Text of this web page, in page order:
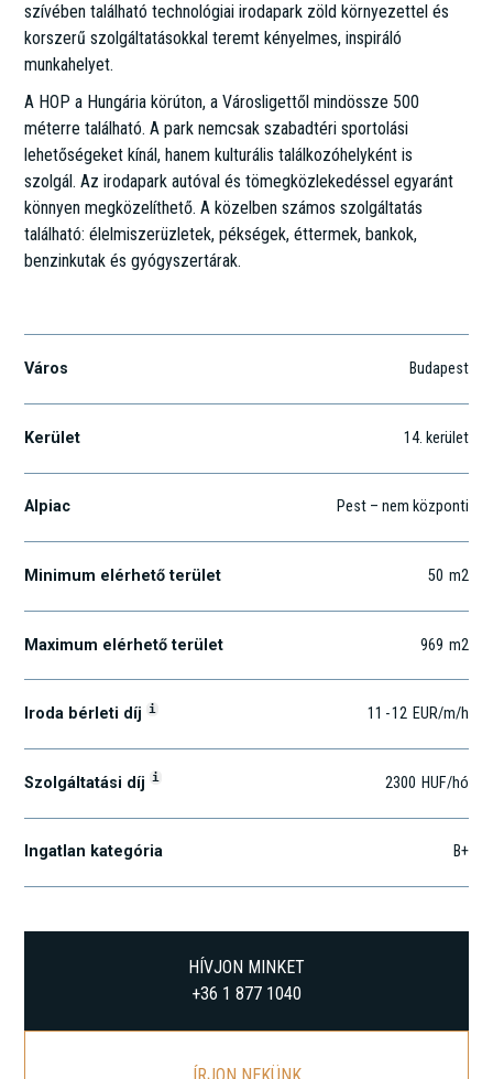
szívében található technológiai irodapark zöld környezettel és
korszerű szolgáltatásokkal teremt kényelmes, inspiráló
munkahelyet.
A HOP a Hungária körúton, a Városligettől mindössze 500
méterre található. A park nemcsak szabadtéri sportolási
lehetőségeket kínál, hanem kulturális találkozóhelyként is
szolgál. Az irodapark autóval és tömegközlekedéssel egyaránt
könnyen megközelíthető. A közelben számos szolgáltatás
található: élelmiszerüzletek, pékségek, éttermek, bankok,
benzinkutak és gyógyszertárak.
Város Budapest
Kerület 14. kerület
Alpiac Pest – nem központi
Minimum elérhető terület 50 m2
Maximum elérhető terület 969 m2
Iroda bérleti díj i 11 -12 EUR/m/h
Szolgáltatási díj i 2300 HUF/hó
Ingatlan kategória B+
HÍVJON MINKET
+36 1 877 1040